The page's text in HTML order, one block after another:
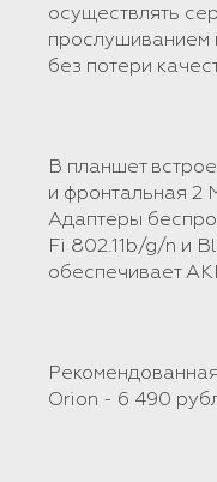
осуществлять
прослушиванием
без потери
В планшет
и фронтальная 2
Адаптеры
Fi 802.11b/g/n и
обеспечивает
Orion - 6 490